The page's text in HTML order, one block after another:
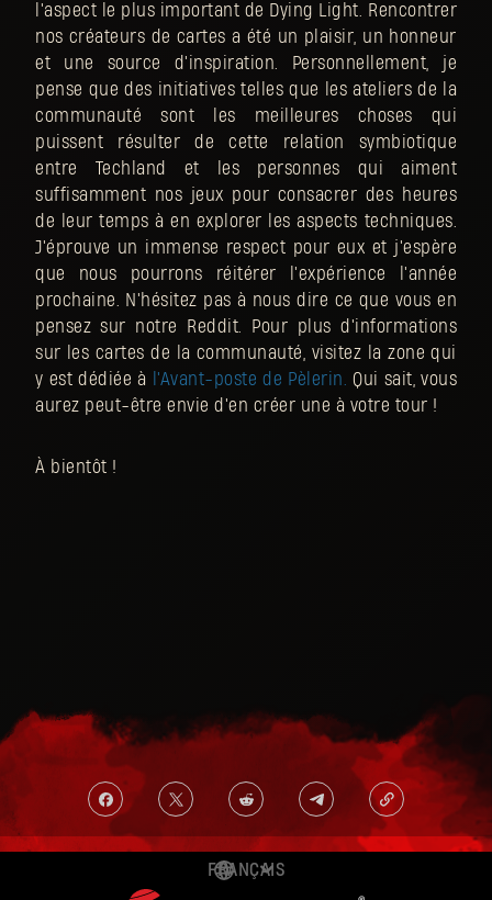
l'aspect le plus important de Dying Light. Rencontrer
nos créateurs de cartes a été un plaisir, un honneur
et une source d'inspiration. Personnellement, je
pense que des initiatives telles que les ateliers de la
communauté sont les meilleures choses qui
puissent résulter de cette relation symbiotique
entre Techland et les personnes qui aiment
suffisamment nos jeux pour consacrer des heures
de leur temps à en explorer les aspects techniques.
J'éprouve un immense respect pour eux et j'espère
que nous pourrons réitérer l'expérience l'année
prochaine. N'hésitez pas à nous dire ce que vous en
pensez sur notre Reddit. Pour plus d'informations
sur les cartes de la communauté, visitez la zone qui
y est dédiée à
l'Avant-poste de Pèlerin Qui sait, vous
aurez peut-être envie d'en créer une à votre tour !
À bientôt !
FRANÇAIS